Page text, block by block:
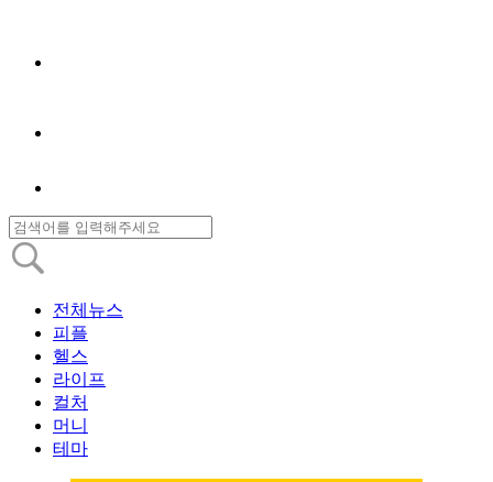
전체뉴스
피플
헬스
라이프
컬처
머니
테마